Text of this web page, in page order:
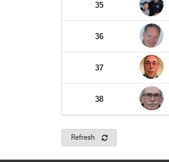
35
36
37
38
Refresh